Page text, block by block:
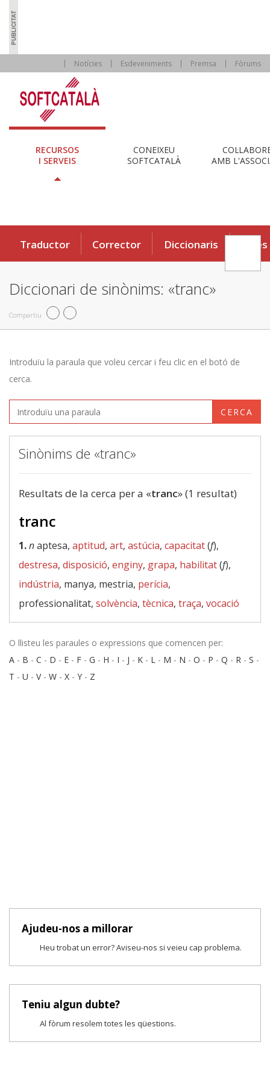
Notícies Esdeveniments Premsa Fòrums
RECURSOS
I SERVEIS
CONEIXEU
SOFTCATALÀ
AMB
Traductor Corrector Diccionaris Eines
Diccionari de sinònims: «tranc»
Compartiu
Introduïu la paraula que voleu cercar i feu clic en el botó de
cerca.
CERCA
Sinònims de «tranc»
Resultats de la cerca per a «tranc» (1 resultat)
tranc
1.naptesa, aptitud, art, astúcia, capacitat(f),
destresa, disposició, enginy, grapa, habilitat(f),
indústria, manya, mestria, perícia,
professionalitat, solvència, tècnica, traça, vocació
O llisteu les paraules o expressions que comencen per:
A - B - C - D - E - F - G - H - I - J - K - L - M - N - O - P - Q - R - S -
T - U - V- W - X - Y - Z
Ajudeu-nos a millorar
Heu trobat un error? Aviseu-nos si veieu cap problema.
Teniu algun dubte?
Al fòrum resolem totes les qüestions.